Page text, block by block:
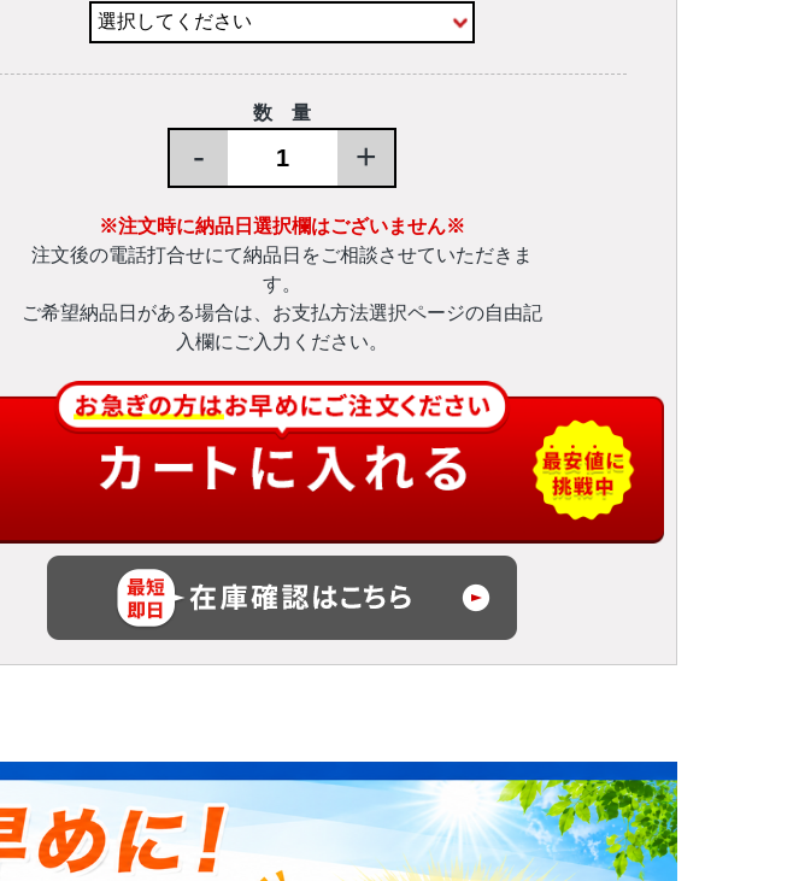
数 量
- +
※注文時に納品日選択欄はございません※
注文後の電話打合せにて納品日をご相談させていただきま
す。
ご希望納品日がある場合は、お支払方法選択ページの自由記
入欄にご入力ください。